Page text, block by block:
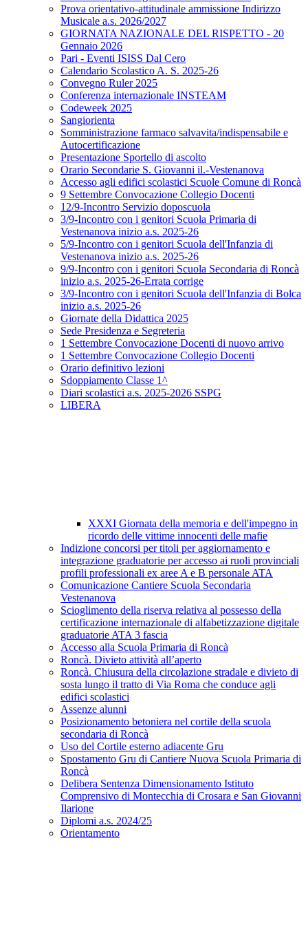
Prova orientativo-attitudinale ammissione Indirizzo
Musicale a.s. 2026/2027
GIORNATA NAZIONALE DEL RISPETTO - 20
Gennaio 2026
Pari - Eventi ISISS Dal Cero
Calendario Scolastico A. S. 2025-26
Convegno Ruler 2025
Conferenza internazionale INSTEAM
Codeweek 2025
Sangiorienta
Somministrazione farmaco salvavita/indispensabile e
Autocertificazione
Presentazione Sportello di ascolto
Orario Secondarie S. Giovanni il.-Vestenanova
Accesso agli edifici scolastici Scuole Comune di Roncà
9 Settembre Convocazione Collegio Docenti
12/9-Incontro Servizio doposcuola
3/9-Incontro con i genitori Scuola Primaria di
Vestenanova inizio a.s. 2025-26
5/9-Incontro con i genitori Scuola dell'Infanzia di
Vestenanova inizio a.s. 2025-26
9/9-Incontro con i genitori Scuola Secondaria di Roncà
inizio a.s. 2025-26-Errata corrige
3/9-Incontro con i genitori Scuola dell'Infanzia di Bolca
inizio a.s. 2025-26
Giornate della Didattica 2025
Sede Presidenza e Segreteria
1 Settembre Convocazione Docenti di nuovo arrivo
1 Settembre Convocazione Collegio Docenti
Orario definitivo lezioni
Sdoppiamento Classe 1^
Diari scolastici a.s. 2025-2026 SSPG
LIBERA
XXXI Giornata della memoria e dell'impegno in
ricordo delle vittime innocenti delle mafie
Indizione concorsi per titoli per aggiornamento e
integrazione graduatorie per accesso ai ruoli provinciali
profili professionali ex aree A e B personale ATA
Comunicazione Cantiere Scuola Secondaria
Vestenanova
Scioglimento della riserva relativa al possesso della
certificazione internazionale di alfabetizzazione digitale
graduatorie ATA 3 fascia
Accesso alla Scuola Primaria di Roncà
Roncà. Divieto attività all’aperto
Roncà. Chiusura della circolazione stradale e divieto di
sosta lungo il tratto di Via Roma che conduce agli
edifici scolastici
Assenze alunni
Posizionamento betoniera nel cortile della scuola
secondaria di Roncà
Uso del Cortile esterno adiacente Gru
Spostamento Gru di Cantiere Nuova Scuola Primaria di
Roncà
Delibera Sentenza Dimensionamento Istituto
Comprensivo di Montecchia di Crosara e San Giovanni
Ilarione
Diplomi a.s. 2024/25
Orientamento